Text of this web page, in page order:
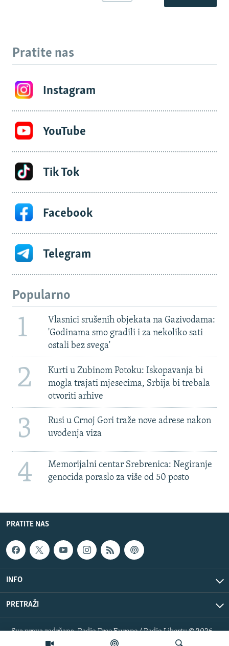
Pratite nas
Instagram
YouTube
Tik Tok
Facebook
Telegram
Popularno
1
Vlasnici srušenih objekata na Gazivodama:
'Godinama smo gradili i za nekoliko sati
ostali bez svega'
2
Kurti u Zubinom Potoku: Iskopavanja bi
mogla trajati mjesecima, Srbija bi trebala
otvoriti arhive
3
Rusi u Crnoj Gori traže nove adrese nakon
uvođenja viza
4
Memorijalni centar Srebrenica: Negiranje
genocida poraslo za više od 50 posto
PRATITE NAS
INFO
PRETRAŽI
Sva prava zadržana. Radio Free Europe / Radio Liberty © 2026
RFE/RL, Inc.